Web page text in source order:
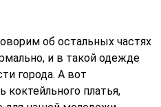
об остальных частях
и в такой одежде
города. А вот
коктейльного платья,